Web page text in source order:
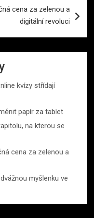
cena za zelenou a
digitální revoluci
kvízy střídají
papír za tablet
na kterou se
cena za zelenou a
myšlenku ve